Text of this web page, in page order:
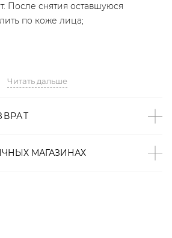
После снятия оставшуюся
по коже лица;
Читать дальше
МАГАЗИНАХ